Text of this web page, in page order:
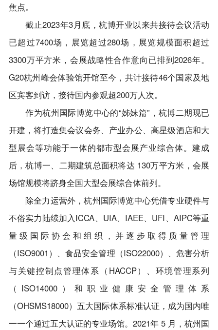
会展政策
副会长单位
理事单位
普通会员单位
会员风采
规范
党建之窗
党建新闻
制度规定
联系我们
焦点。
截止2023年3月底，杭博开业以来共接待会议活动
已超过7400场，展览超过280场，展览规模面积超过
3300万平方米，会展战略性合作意向已排到2026年。
G20杭州峰会体验馆开馆至今，共计接待46个国家及地
区宾客到访，接待国内参观超200万人次。
作为杭州国际博览中心的“姊妹篇”，杭博二期现已
开建，将打造集会议会务、产业办公、高星级酒店和大
型展会等功能于一体的都市型会展产业综合体。建成
后，杭博一、二期建筑总面积将达 130万平方米，会展
场馆规模将跻身全国大型会展综合体前列。
除全力运营外，杭州国际博览中心凭借专业硬件与
不俗实力陆续加入ICCA、UIA、IAEE、UFI、AIPC等重
量级国际协会和组织，并逐步取得质量管理
（ISO9001）、食品安全管理（ISO22000）、危害分析
与关键控制点管理体系（HACCP）、环境管理系列
（ISO14000）和职业健康安全管理体系
（OHSMS18000）五大国际体系标准认证，成为国内唯
一一个通过五大认证的专业场馆。2021年 5 月，杭州国